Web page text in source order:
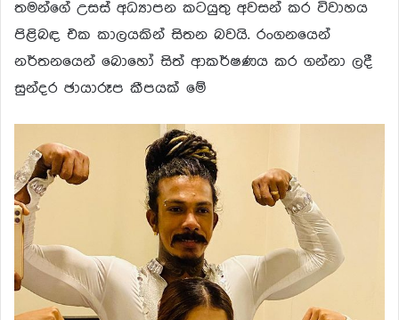
තමන්ගේ උසස් අධ්‍යාපන කටයුතු අවසන් කර විවාහය
පිළිබඳ එක කාලයකින් සිතන බවයි. රංගනයෙන්
නර්තනයෙන් බොහෝ සිත් ආකර්ෂණය කර ගන්නා ලදී
සුන්දර ඡායාරූප කීපයක් මේ